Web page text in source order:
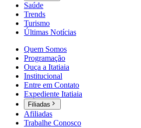
Saúde
Trends
Turismo
Últimas Notícias
Quem Somos
Programação
Ouça a Itatiaia
Institucional
Entre em Contato
Expediente Itatiaia
Filiadas
Afiliadas
Trabalhe Conosco